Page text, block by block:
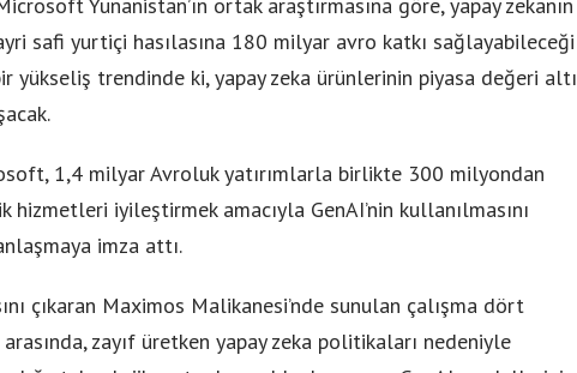
safi yurtiçi hasılasına 180 milyar avro katkı sağlayabileceği
yükseliş trendinde ki, yapay zeka ürünlerinin piyasa değeri altı
1,4 milyar Avroluk yatırımlarla birlikte 300 milyondan
iyileştirmek amacıyla GenAI’nin kullanılmasını
imza attı.
çıkaran Maximos Malikanesi’nde sunulan çalışma dört
zayıf üretken yapay zeka politikaları nedeniyle